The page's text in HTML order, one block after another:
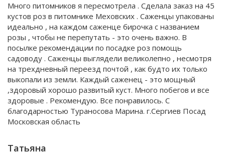
Много питомников я пересмотрела . Сделала заказ на 45
кустов роз в питомнике Меховских . Саженцы упакованы
идеально , на каждом саженце бирочка с названием
розы , чтобы не перепутать - это очень важно. В
посылке рекомендации по посадке роз помощь
садоводу . Саженцы выглядели великолепно , несмотря
на трехдневный переезд почтой , как будто их только
выкопали из земли. Каждый саженец - это мощный
,здоровый хорошо развитый куст. Много побегов и все
здоровые . Рекомендую. Все понравилось. С
благодарностью Тураносова Марина. г.Сергиев Посад
Московская область
Татьяна